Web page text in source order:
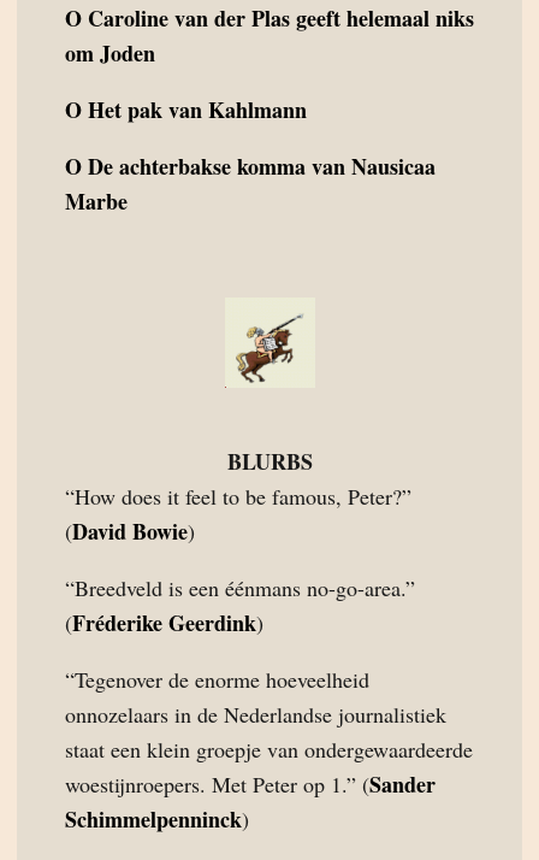
O Caroline van der Plas geeft helemaal niks
om Joden
OHet pak van Kahlmann
ODe achterbakse komma van Nausicaa
Marbe
BLURBS
“How does it feel to be famous, Peter?”
(David Bowie)
“Breedveld is een éénmans no-go-area.”
(Fréderike Geerdink)
“Tegenover de enorme hoeveelheid
onnozelaars in de Nederlandse journalistiek
staat een klein groepje van ondergewaardeerde
woestijnroepers. Met Peter op 1.” (Sander
Schimmelpenninck)